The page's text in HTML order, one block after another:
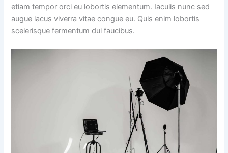
etiam tempor orci eu lobortis elementum. Iaculis nunc sed
augue lacus viverra vitae congue eu. Quis enim lobortis
scelerisque fermentum dui faucibus.